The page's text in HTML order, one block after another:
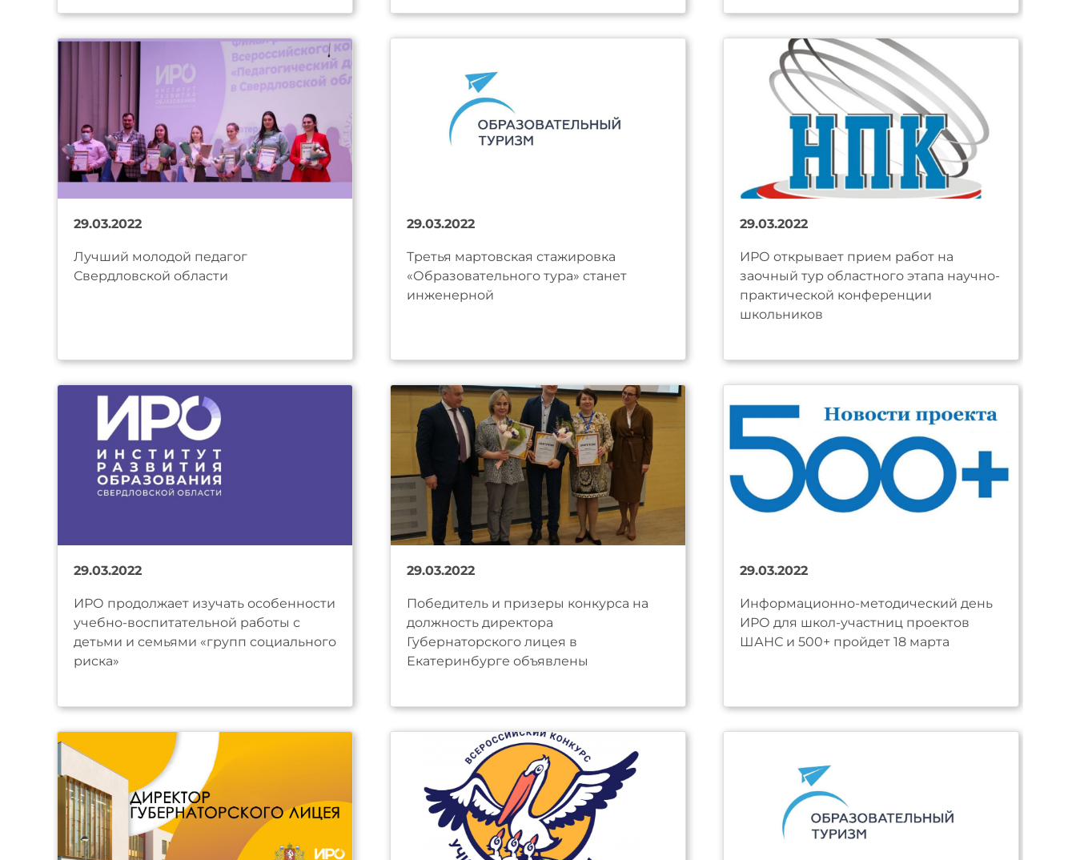
29.03.2022
Лучший молодой педагог
Свердловской области
29.03.2022
Третья мартовская стажировка
«Образовательного тура» станет
инженерной
29.03.2022
ИРО открывает прием работ на
заочный тур областного этапа научно-
практической конференции
школьников
29.03.2022
ИРО продолжает изучать особенности
учебно-воспитательной работы с
детьми и семьями «групп социального
риска»
29.03.2022
Победитель и призеры конкурса на
должность директора
Губернаторского лицея в
Екатеринбурге объявлены
29.03.2022
Информационно-методический день
ИРО для школ-участниц проектов
ШАНС и 500+ пройдет 18 марта